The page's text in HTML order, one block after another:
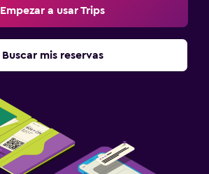
Empezar a usar Trips
Buscar mis reservas